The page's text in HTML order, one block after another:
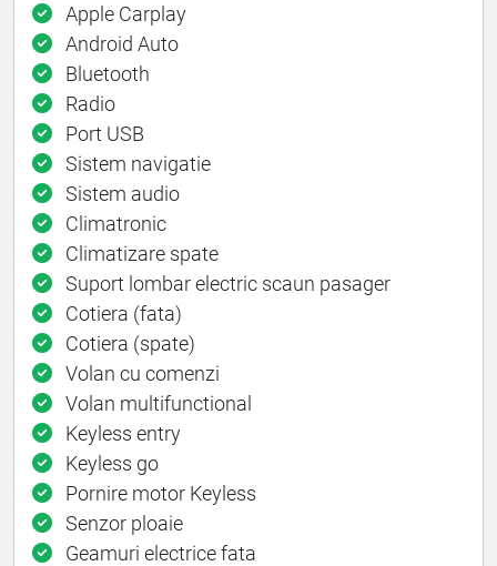
Apple Carplay
Android Auto
Bluetooth
Radio
Port USB
Sistem navigatie
Sistem audio
Climatronic
Climatizare spate
Suport lombar electric scaun pasager
Cotiera (fata)
Cotiera (spate)
Volan cu comenzi
Volan multifunctional
Keyless entry
Keyless go
Pornire motor Keyless
Senzor ploaie
Geamuri electrice fata